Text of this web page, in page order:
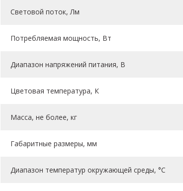
Световой поток, Лм
Потребляемая мощность, Вт
Диапазон напряжений питания, В
Цветовая температура, К
Масса, не более, кг
Габаритные размеры, мм
Диапазон температур окружающей среды, °C